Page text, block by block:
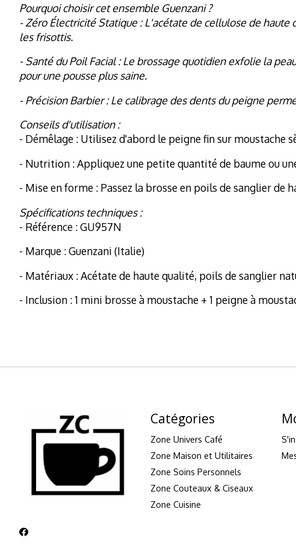
Pourquoi choisir cet ensemble Guenzani ?
- Zéro Électricité Statique : L'acétate de cellulose de
les frisottis.
- Santé du Poil Facial : Le brossage quotidien exfolie la
pour une pousse plus saine.
- Précision Barbier : Le calibrage des dents du peigne
Conseils d'utilisation :
- Démêlage : Utilisez d'abord le peigne fin sur
- Nutrition : Appliquez une petite quantité de baume ou
- Mise en forme : Passez la brosse en poils de sanglier
Spécifications techniques :
- Référence : GU957N
- Marque : Guenzani (Italie)
- Matériaux : Acétate de haute qualité, poils de sanglier
- Inclusion : 1 mini brosse à moustache + 1 peigne à
Catégories
Zone Univers Café
Zone Maison et Utilitaires
Zone Soins Personnels
Zone Couteaux & Ciseaux
Zone Cuisine